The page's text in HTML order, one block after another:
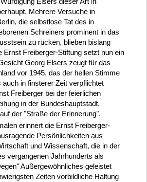
Mehrere Versuche in
die selbstlose Tat des in
Schreiners prominent in das
zu rücken, blieben bislang
Ernst Freiberger-Stiftung setzt nun ein
Georg Elsers zeugt für das
vor 1945, das der hellen Stimme
in finsterer Zeit verpflichtet
Freiberger bei der feierlichen
in der Bundeshauptstadt.
der "Straße der Erinnerung".
erinnert die Ernst Freiberger-
Persönlichkeiten aus
und Wissenschaft, die in der
vergangenen Jahrhunderts als
Außergewöhnliches geleistet
Zeiten vorbildliche Haltung